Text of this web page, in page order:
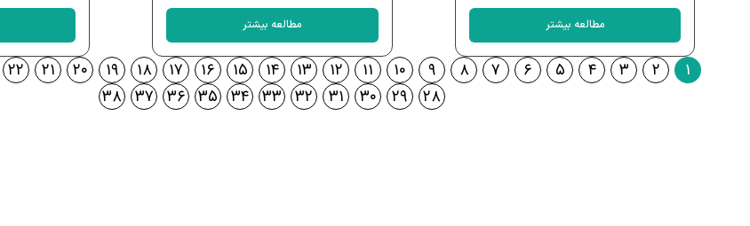
مطالعه بیشتر مطالعه بیشتر
۱ ۲ ۳ ۴ ۵ ۶ ۷ ۸ ۹ ۱۰ ۱۱ ۱۲ ۱۳ ۱۴ ۱۵ ۱۶ ۱۷ ۱۸ ۱۹ ۲۰ ۲۱ ۲۲
۲۸
۲۹ ۳۰ ۳۱ ۳۲ ۳۳ ۳۴ ۳۵ ۳۶ ۳۷ ۳۸